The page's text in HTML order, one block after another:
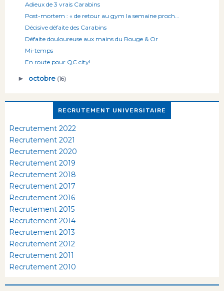
Adieux de 3 vrais Carabins
Post-mortem : « de retour au gym la semaine proch...
Décisive défaite des Carabins
Défaite douloureuse aux mains du Rouge & Or
Mi-temps
En route pour QC city!
► octobre (16)
RECRUTEMENT UNIVERSITAIRE
Recrutement 2022
Recrutement 2021
Recrutement 2020
Recrutement 2019
Recrutement 2018
Recrutement 2017
Recrutement 2016
Recrutement 2015
Recrutement 2014
Recrutement 2013
Recrutement 2012
Recrutement 2011
Recrutement 2010